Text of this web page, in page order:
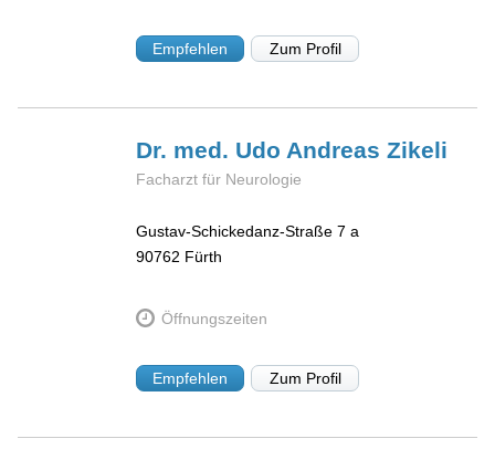
Empfehlen Zum Profil
Dr. med. Udo AndreasZikeli
Facharzt für Neurologie
Gustav-Schickedanz-Straße 7 a
90762 Fürth
Öffnungszeiten
Empfehlen Zum Profil